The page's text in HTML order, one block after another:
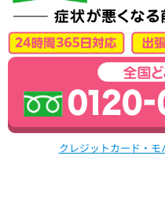
クレジットカード・